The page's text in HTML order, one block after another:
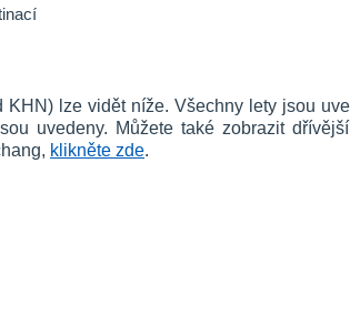
KHN) lze vidět níže. Všechny lety jsou
uvedeny. Můžete také zobrazit
klikněte zde.